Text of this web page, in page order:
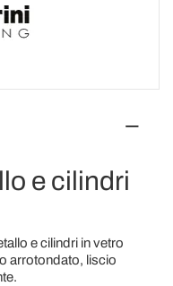
e cilindri
e cilindri in vetro
arrotondato, liscio